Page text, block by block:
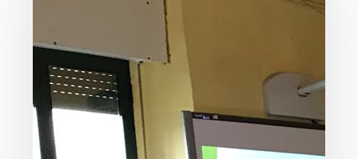
Red
Natura
Cambio
Climático